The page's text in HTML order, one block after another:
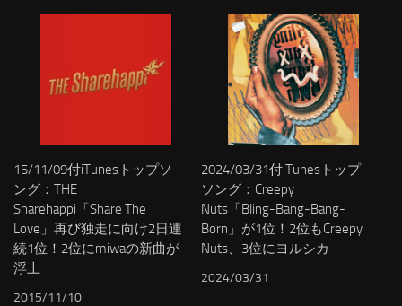
15/11/09付iTunesトップソ
ング：THE
Sharehappi「Share The
Love」再び独走に向け2日連
続1位！2位にmiwaの新曲が
浮上
2015/11/10
2024/03/31付iTunesトップ
ソング：Creepy
Nuts「Bling-Bang-Bang-
Born」が1位！2位もCreepy
Nuts、3位にヨルシカ
2024/03/31